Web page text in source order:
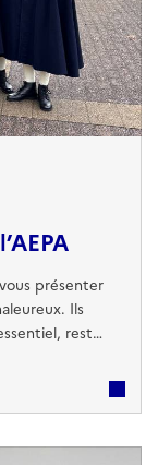
présenter
Ils
reste
à nos